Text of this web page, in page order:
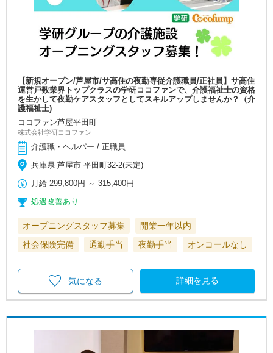
【新規オープン/芦屋市/サ高住の夜勤専従介護職員/正社員】サ高住
運営戸数業界トップクラスの学研ココファンで、介護福祉士の資格
を生かして夜勤ケアスタッフとしてスキルアップしませんか？（介
護福祉士)
ココファン芦屋平田町
株式会社学研ココファン
介護職・ヘルパー / 正職員
兵庫県 芦屋市 平田町32-2(未定)
月給 299,800円 ～315,400円
処遇改善あり
オープニングスタッフ募集
開業一年以内
社会保険完備
通勤手当 夜勤手当 オンコールなし
詳細を見る
気になる